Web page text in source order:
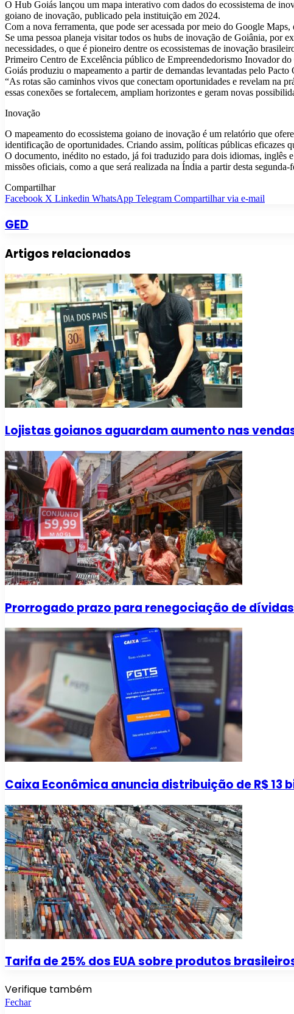
O Hub Goiás lançou um mapa interativo com dados do ecossistema de
goiano de inovação, publicado pela instituição em 2024.
Com a nova ferramenta, que pode ser acessada por meio do Google
Se uma pessoa planeja visitar todos os hubs de inovação de Goiânia, por
necessidades, o que é pioneiro dentre os ecossistemas de inovação
Primeiro Centro de Excelência público de Empreendedorismo Inovador
Goiás produziu o mapeamento a partir de demandas levantadas pelo
“As rotas são caminhos vivos que conectam oportunidades e revelam na
essas conexões se fortalecem, ampliam horizontes e geram novas
Inovação
O mapeamento do ecossistema goiano de inovação é um relatório que
identificação de oportunidades. Criando assim, políticas públicas eficazes
O documento, inédito no estado, já foi traduzido para dois idiomas, inglês
missões oficiais, como a que será realizada na Índia a partir desta segunda-
Compartilhar
Facebook X Linkedin WhatsApp Telegram Compartilhar via e-mail
GED
Artigos relacionados
Lojistas goianos aguardam aumento nas
Prorrogado prazo para renegociação de
Caixa Econômica anuncia distribuição de R$ 13
Tarifa de 25% dos EUA sobre produtos
Verifique também
Fechar